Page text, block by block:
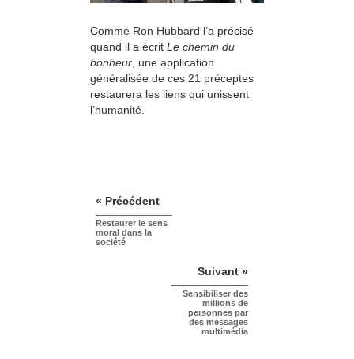
Comme Ron Hubbard l’a précisé
quand il a écrit Le chemin du
bonheur , une application
généralisée de ces 21 préceptes
restaurera les liens qui unissent
l’humanité.
« Précédent
Restaurer le sens
moral dans la
société
Suivant »
Sensibiliser des
millions de
personnes par
des messages
multimédia